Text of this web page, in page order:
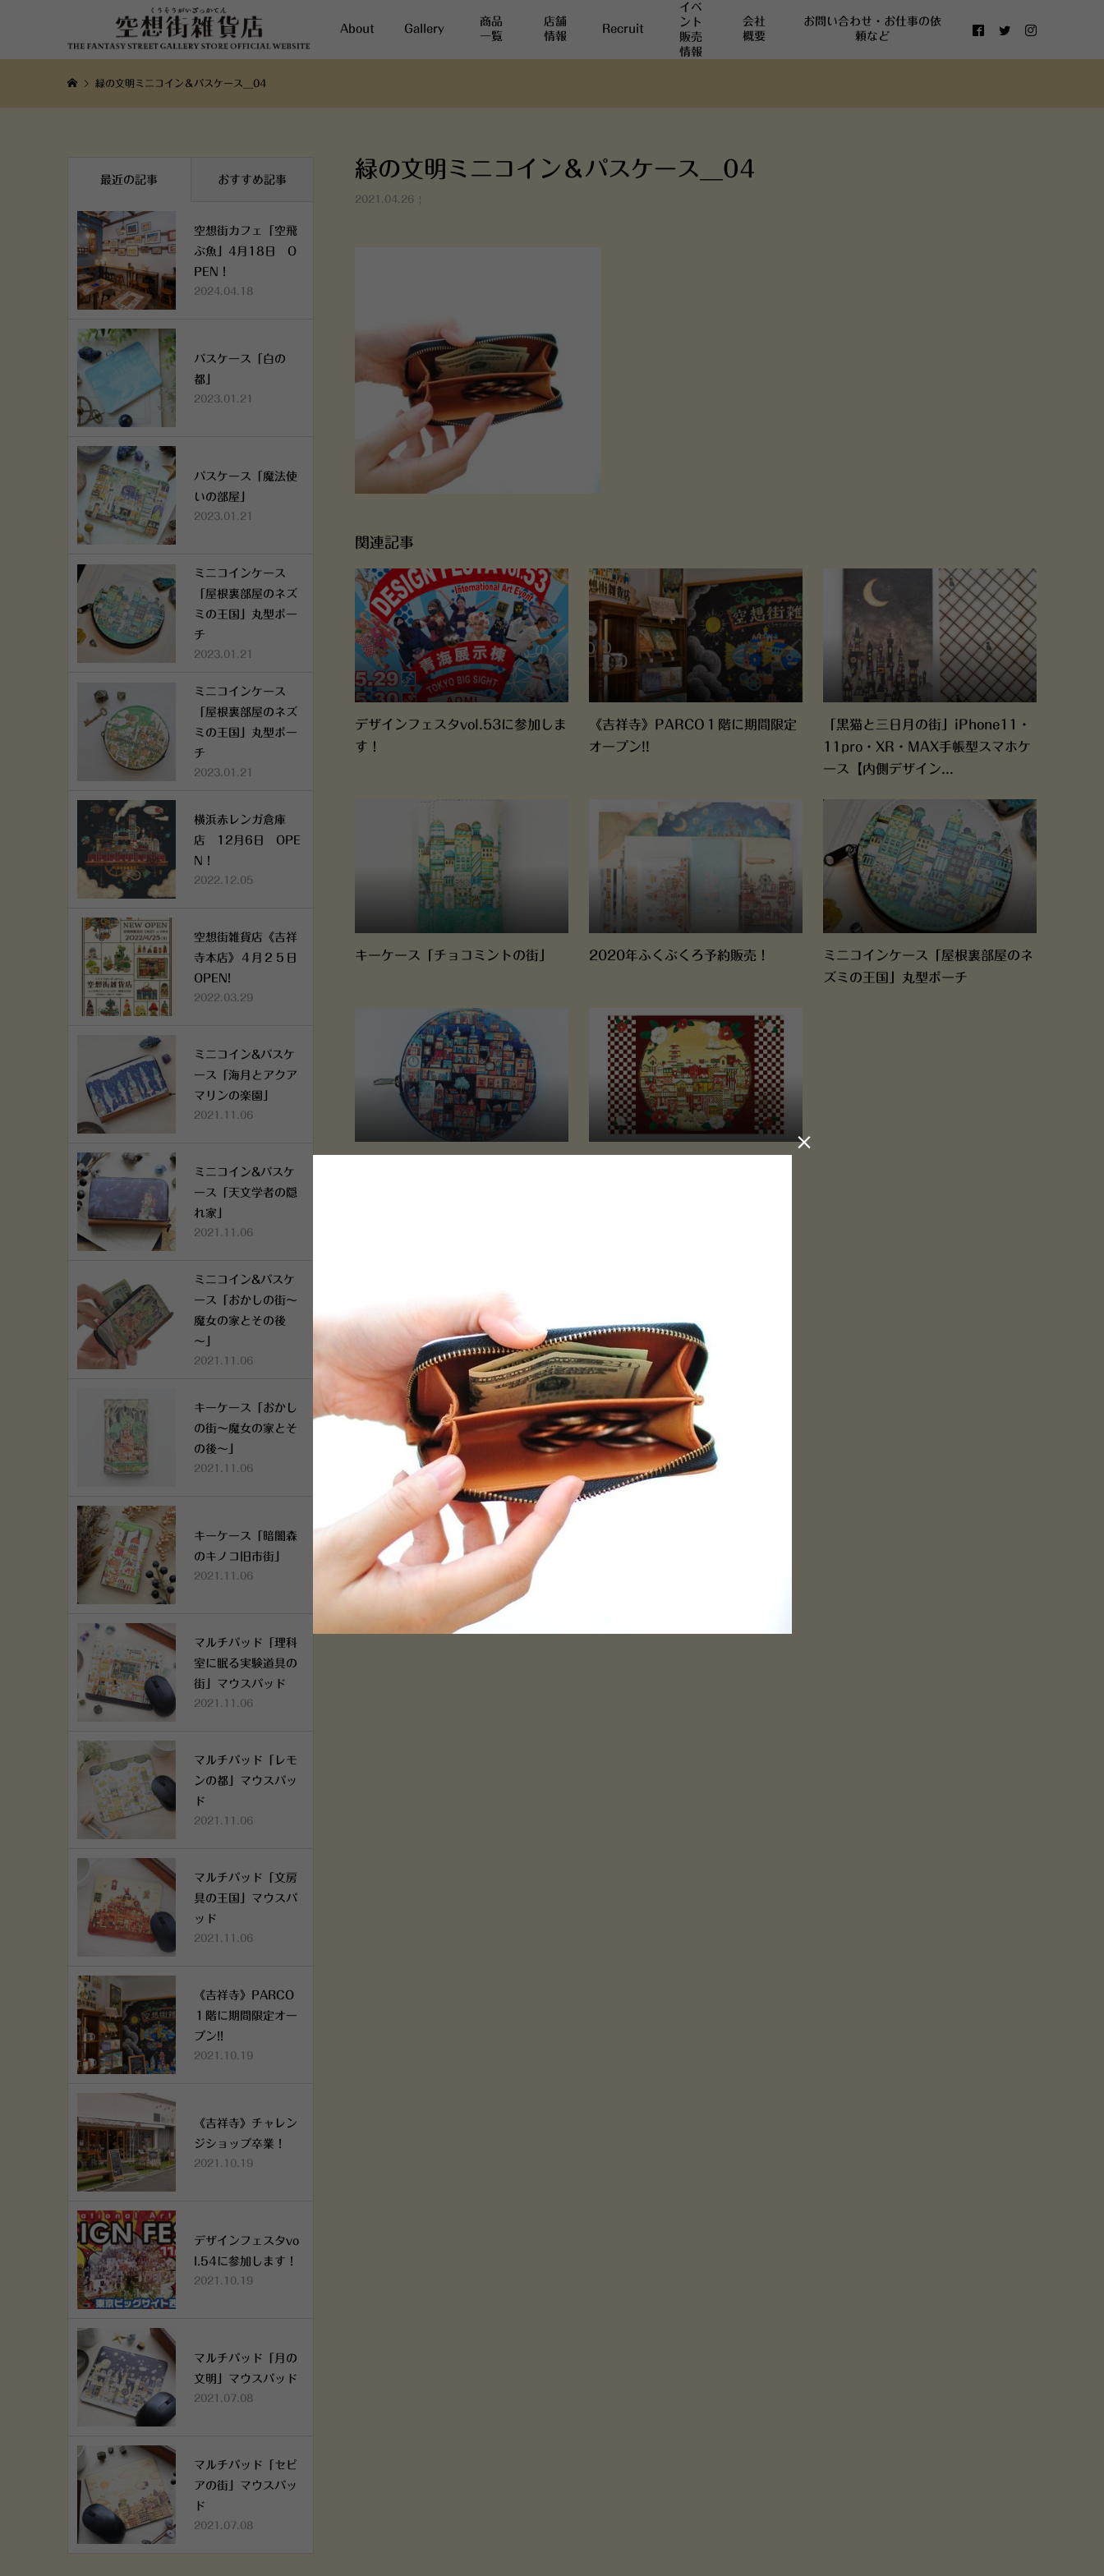
About Gallery
商品
一覧
店舗
情報
Recruit
イベ
ント
販売
情報
会社
概要
お問い合わせ・お仕事の依
頼など
緑の文明ミニコイン＆パスケース__04
緑の文明ミニコイン＆パスケース__04
2021.04.26
関連記事
デザインフェスタvol.53に参加しま
す！
《吉祥寺》PARCO１階に期間限定
オープン!!
「黒猫と三日月の街」iPhone11・
11pro・XR・MAX手帳型スマホケ
ース【内側デザイン...
キーケース「チョコミントの街」 2020年ふくぶくろ予約販売！
ミニコインケース「屋根裏部屋のネ
ズミの王国」丸型ポーチ
最近の記事 おすすめ記事
空想街カフェ「空飛
ぶ魚」4月18日 O
PEN！
2024.04.18
パスケース「白の
都」
2023.01.21
パスケース「魔法使
いの部屋」
2023.01.21
ミニコインケース
「屋根裏部屋のネズ
ミの王国」丸型ポー
チ
2023.01.21
ミニコインケース
「屋根裏部屋のネズ
ミの王国」丸型ポー
チ
2023.01.21
横浜赤レンガ倉庫
店 12月6日 OPE
N！
2022.12.05
空想街雑貨店《吉祥
寺本店》４月２５日
OPEN!
2022.03.29
ミニコイン&パスケ
ース「海月とアクア
マリンの楽園」
2021.11.06
ミニコイン&パスケ
ース「天文学者の隠
れ家」
2021.11.06
ミニコイン&パスケ
ース「おかしの街～
魔女の家とその後
～」
2021.11.06
キーケース「おかし
の街～魔女の家とそ
の後～」
2021.11.06
キーケース「暗闇森
のキノコ旧市街」
2021.11.06
マルチパッド「理科
室に眠る実験道具の
街」マウスパッド
2021.11.06
マルチパッド「レモ
ンの都」マウスパッ
ド
2021.11.06
マルチパッド「文房
具の王国」マウスパ
ッド
2021.11.06
《吉祥寺》PARCO
１階に期間限定オー
プン!!
2021.10.19
《吉祥寺》チャレン
ジショップ卒業！
2021.10.19
デザインフェスタvo
l.54に参加します！
2021.10.19
マルチパッド「月の
文明」マウスパッド
2021.07.08
マルチパッド「セピ
アの街」マウスパッ
ド
2021.07.08
